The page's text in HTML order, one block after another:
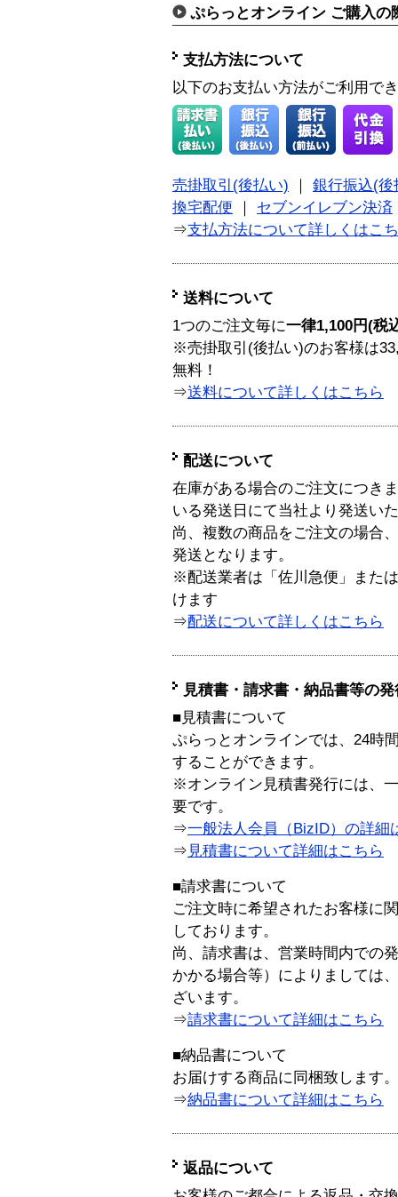
ぷらっとオンライン ご購入の
支払方法について
以下のお支払い方法がご利用で
売掛取引(後払い)
銀行振込(後
換宅配便
セブンイレブン決済
⇒支払方法について詳しくはこ
送料について
1つのご注文毎に一律1,100円(税
※売掛取引(後払い)のお客様は
無料！
⇒送料について詳しくはこちら
配送について
在庫がある場合のご注文につき
いる発送日にて当社より発送い
尚、複数の商品をご注文の場合
発送となります。
※配送業者は「佐川急便」また
けます
⇒配送について詳しくはこちら
見積書・請求書・納品書等の
■見積書について
ぷらっとオンラインでは、24時
することができます。
※オンライン見積書発行には、
要です。
⇒一般法人会員（BizID）の詳細
⇒ 見積書について詳細はこちら
■請求書について
ご注文時に希望されたお客様に
しております。
尚、請求書は、営業時間内での
かかる場合等）によりましては
ざいます。
⇒請求書について詳細はこちら
■納品書について
お届けする商品に同梱致します。
⇒納品書について詳細はこちら
返品について